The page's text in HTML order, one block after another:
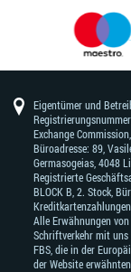
Eigentümer und
Exchange
Büroadresse: 89,
Germasogeias, 4048
Registrierte
BLOCK В, 2. Stock,
Alle Erwähnungen
Schriftverkehr mit
FBS, die in der
der Website